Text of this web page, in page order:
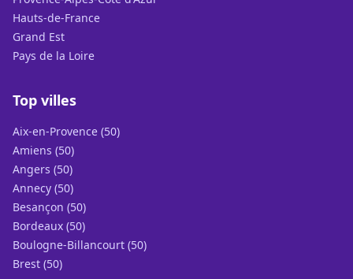
Hauts-de-France
Grand Est
Pays de la Loire
Top villes
Aix-en-Provence (50)
Amiens (50)
Angers (50)
Annecy (50)
Besançon (50)
Bordeaux (50)
Boulogne-Billancourt (50)
Brest (50)